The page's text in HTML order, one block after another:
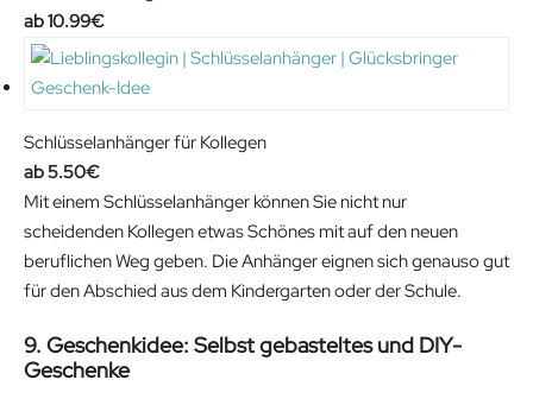
10.99€
Schlüsselanhänger für Kollegen
5.50€
Mit einem Schlüsselanhänger können Sie nicht nur
scheidenden Kollegen etwas Schönes mit auf den neuen
beruflichen Weg geben. Die Anhänger eignen sich genauso gut
für den Abschied aus dem Kindergarten oder der Schule.
9. Geschenkidee: Selbst gebasteltes und DIY-
Geschenke